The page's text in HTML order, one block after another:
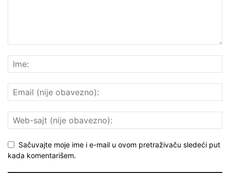
Sačuvajte moje ime i e-mail u ovom pretraživaču sledeći put
kada komentarišem.